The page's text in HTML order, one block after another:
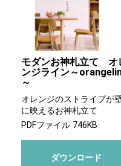
モダンお神札立て オ
ンジライン～
～
オレンジのストライプが
に映えるお神札立て
PDFファイル 746KB
ダウンロード